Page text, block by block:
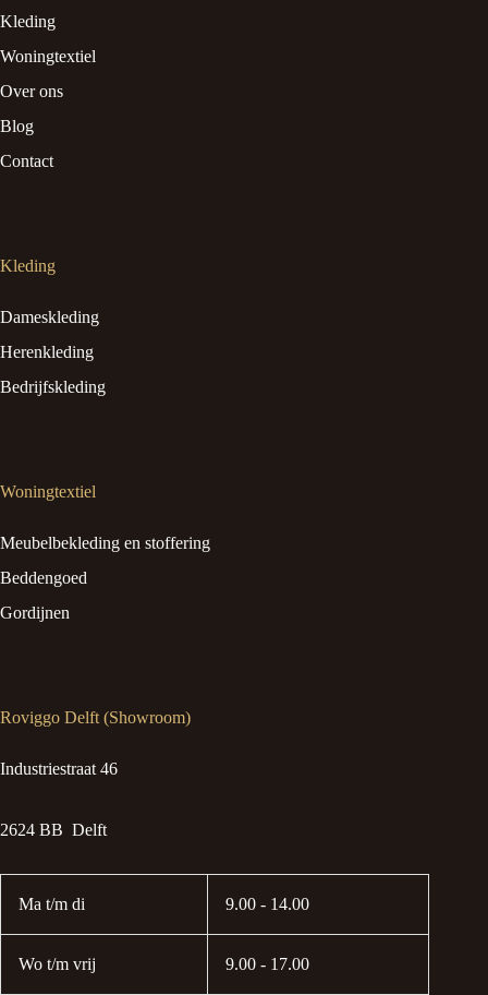
Kleding
Woningtextiel
Over ons
Blog
Contact
Kleding
Dameskleding
Herenkleding
Bedrijfskleding
Woningtextiel
Meubelbekleding en stoffering
Beddengoed
Gordijnen
Roviggo Delft (Showroom)
Industriestraat 46
2624 BB Delft
Ma t/m di 9.00 - 14.00
Wo t/m vrij 9.00 - 17.00